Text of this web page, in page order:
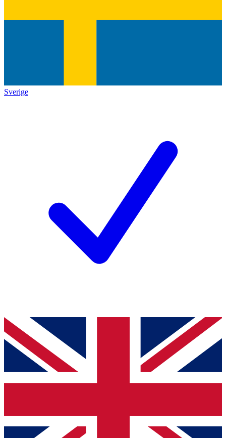
Sverige